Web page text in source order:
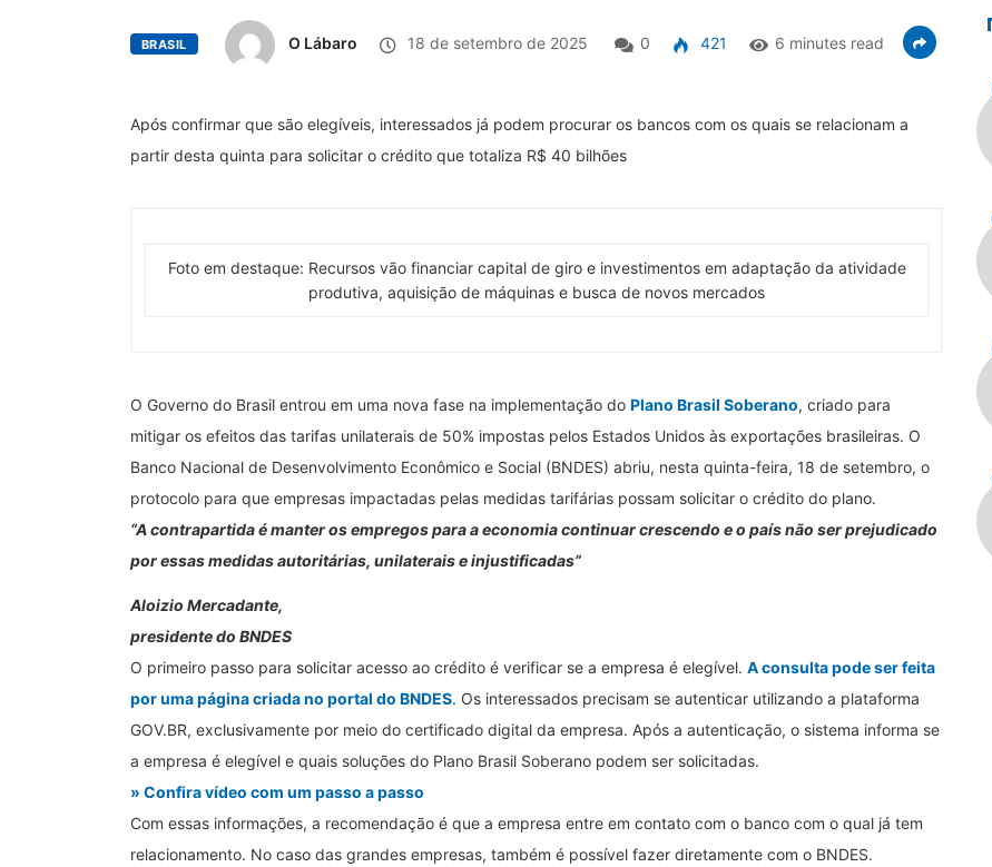
BRASIL O Lábaro 18 de setembro de 2025 0 421 6 minutes read
Após confirmar que são elegíveis, interessados já podem procurar os bancos com os quais se relacionam a
partir desta quinta para solicitar o crédito que totaliza R$ 40 bilhões
Foto em destaque: Recursos vão financiar capital de giro e investimentos em adaptação da atividade
produtiva, aquisição de máquinas e busca de novos mercados
O Governo do Brasil entrou em uma nova fase na implementação do Plano Brasil Soberano, criado para
mitigar os efeitos das tarifas unilaterais de 50% impostas pelos Estados Unidos às exportações brasileiras. O
Banco Nacional de Desenvolvimento Econômico e Social (BNDES) abriu, nesta quinta-feira, 18 de setembro, o
protocolo para que empresas impactadas pelas medidas tarifárias possam solicitar o crédito do plano.
“A contrapartida é manter os empregos para a economia continuar crescendo e o país não ser prejudicado
por essas medidas autoritárias, unilaterais e injustificadas”
Aloizio Mercadante,
presidente do BNDES
O primeiro passo para solicitar acesso ao crédito é verificar se a empresa é elegível. A consulta pode ser feita
por uma página criada no portal do BNDES. Os interessados precisam se autenticar utilizando a plataforma
GOV.BR, exclusivamente por meio do certificado digital da empresa. Após a autenticação, o sistema informa se
a empresa é elegível e quais soluções do Plano Brasil Soberano podem ser solicitadas.
» Confira vídeo com um passo a passo
Com essas informações, a recomendação é que a empresa entre em contato com o banco com o qual já tem
relacionamento. No caso das grandes empresas, também é possível fazer diretamente com o BNDES.